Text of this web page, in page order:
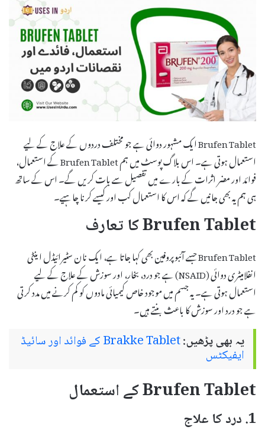
Brufen Tablet ایک مشہور دوائی ہے جو مختلف دردوں کے علاج کے لیے
استعمال ہوتی ہے۔ اس بلاگ پوسٹ میں ہم Brufen Tablet کے استعمال،
فوائد اور مضر اثرات کے بارے میں تفصیل سے بات کریں گے۔ اس کے ساتھ
ہی ہم یہ بھی جانیں گے کہ اس کا استعمال کب اور کیسے کرنا چاہیے۔
Brufen Tablet کا تعارف
Brufen Tablet جسے آئبوپروفین بھی کہا جاتا ہے، ایک نان سٹیرائیڈل اینٹی
انفلامیٹری دوائی (NSAID) ہے جو درد، بخار، اور سوزش کے علاج کے لیے
استعمال ہوتی ہے۔ یہ جسم میں موجود خاص کیمیائی مادوں کو کم کرنے میں مدد کرتی
ہے جو درد اور سوزش کا باعث بنتے ہیں۔
یہ بھی پڑھیں: Brakke Tablet کے فوائد اور سائیڈ
ایفیکٹس
Brufen Tablet کے استعمال
1. درد کا علاج